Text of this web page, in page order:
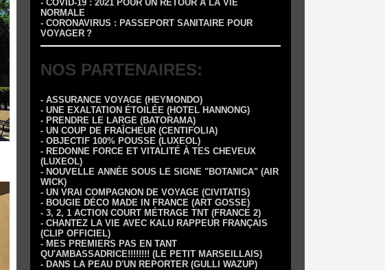
- COVID-19 : 2021 POUR UN RETOUR À LA VIE
NORMALE
- CORONAVIRUS : PASSEPORT SANITAIRE POUR
VOYAGER ?
NOS PARTENAIRES:
- ASSURANCE VOYAGE (HEYMONDO)
- UNE EXALTATION ÉTOILÉE (HOTEL HANNONG)
- PRENDRE LE LARGE (BATORAMA)
- UN COUP DE FRAÎCHEUR (CENTIFOLIA)
- OBJECTIF 100% POUSSE (LUXEOL)
- REDONNE FORCE ET VITALITÉ À TES CHEVEUX
(LUXEOL)
- NOUVELLE ANNÉE SOUS LE SIGNE "BOTANICA" (AIR
WICK)
- UN VRAI COMPAGNON DE VOYAGE (CIVITATIS)
- BOUGIE DÉCO MADE IN FRANCE (ART GOSSE)
- 3, 2, 1 ACTION COURT MÉTRAGE TNT (FRANCE 2)
- CHANTEZ LA VIE AVEC KALU RAPPEUR FRANÇAIS
(CLIP OFFICIEL)
- MES PREMIERS PAS EN TANT
QU'AMBASSADRICE!!!!!!!! (LE PETIT MARSEILLAIS)
- DANS LA PEAU D'UN REPORTER (GULLI WAZUP)